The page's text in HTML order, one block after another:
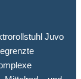
Juvo